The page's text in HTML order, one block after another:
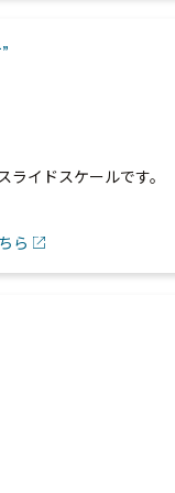
イドスケールです。
ら